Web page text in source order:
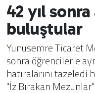
42 yıl sonra
buluştular
Yunusemre Ticaret
sonra öğrencilerle
hatıralarını
"İz Bırakan
Ekonomi
Dünya
Spor
Magazin
Puan Durumu ve
Tüm Manşetler
Son Dakika
Haber Arşivi